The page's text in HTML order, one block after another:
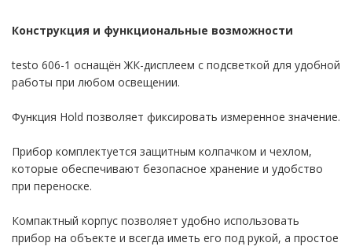
давления
Конструкция и функциональные возможности
testo 606-1 оснащён ЖК-дисплеем с подсветкой для удобной
работы при любом освещении.
Функция Hold позволяет фиксировать измеренное значение.
Прибор комплектуется защитным колпачком и чехлом,
которые обеспечивают безопасное хранение и удобство
при переноске.
Компактный корпус позволяет удобно использовать
прибор на объекте и всегда иметь его под рукой, а простое